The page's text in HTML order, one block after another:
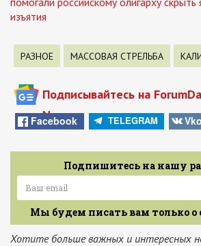
изъятия
РАЗНОЕ МАССОВАЯ СТРЕЛЬБА
Подписывайтесь на
News
Facebook TELEGRAM
Подпишитесь на нашу
Мы будем писать вам только
Хотите больше важных и интересных